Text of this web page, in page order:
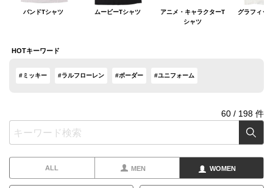
バンドTシャツ ムービーTシャツ
アニメ・キャラクターT
シャツ
グラフィッ
HOTキーワード
#ミッキー #ラルフローレン #ボーダー #ユニフォーム
60 / 198 件
ALL MEN WOMEN